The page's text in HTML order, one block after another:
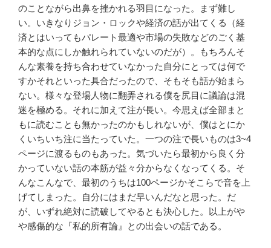
のことながら出鼻を挫かれる羽目になった。まず難し
い。いきなりジョン・ロックや経済の話が出てくる（経
済とはいってもパレート最適や市場の失敗などのごく基
本的な点にしか触れられていないのだが）。もちろんそ
んな素養を持ち合わせていなかった自分にとっては何で
すかそれといった具合だったので、そもそも話が始まら
ない。様々な登場人物に翻弄される僕を尻目に議論は混
迷を極める。それに加えて注が長い。今思えば全部まと
もに読むことも無かったのかもしれないが、僕はとにか
くいちいち注に当たっていた。一つの注で長いものは3~4
ページに渡るものもあった。気づいたら最初から良く分
かっていない話の本筋が益々分からなくなってくる。そ
んなこんなで、最初のうちは100ページかそこらで音を上
げてしまった。自分にはまだ早いんだなと思った。だ
が、いずれ絶対に読破してやるとも決心した。以上がや
や感傷的な『私的所有論』との出会いの話である。